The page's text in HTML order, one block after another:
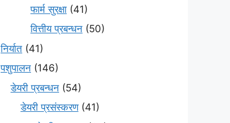
फार्म सुरक्षा (41)
वित्तीय प्रबन्धन (50)
निर्यात (41)
पशुपालन (146)
डेयरी प्रबन्धन (54)
डेयरी प्रसंस्करण(41)